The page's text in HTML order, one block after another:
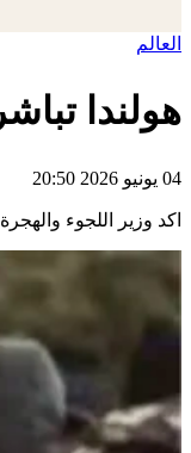
العالم
هولندا
04 يونيو 2026 20:50
اكد وزير اللجوء